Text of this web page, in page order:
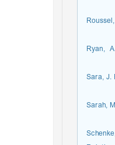
Ryan,
Sara, J.
Sarah,